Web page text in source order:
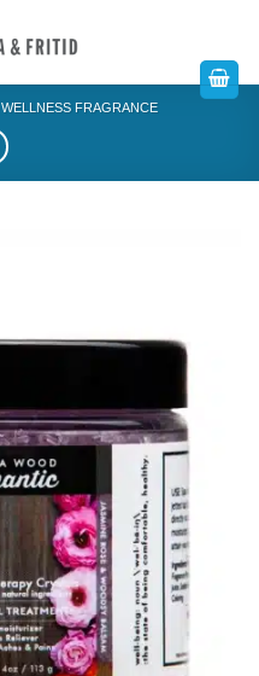
WELLNESS FRAGRANCE